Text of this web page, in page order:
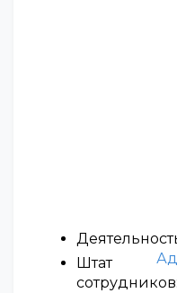
Штат
сотрудников: